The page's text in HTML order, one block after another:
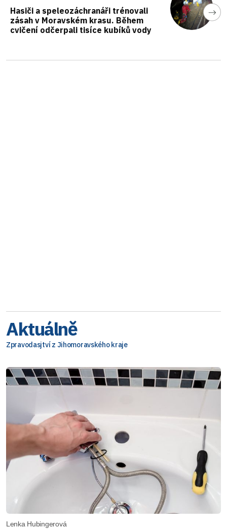
Hasiči a speleozáchranáři trénovali
zásah v Moravském krasu. Během
cvičení odčerpali tisíce kubíků vody
Aktuálně
Zpravodasjtví z Jihomoravského kraje
Lenka Hubingerová